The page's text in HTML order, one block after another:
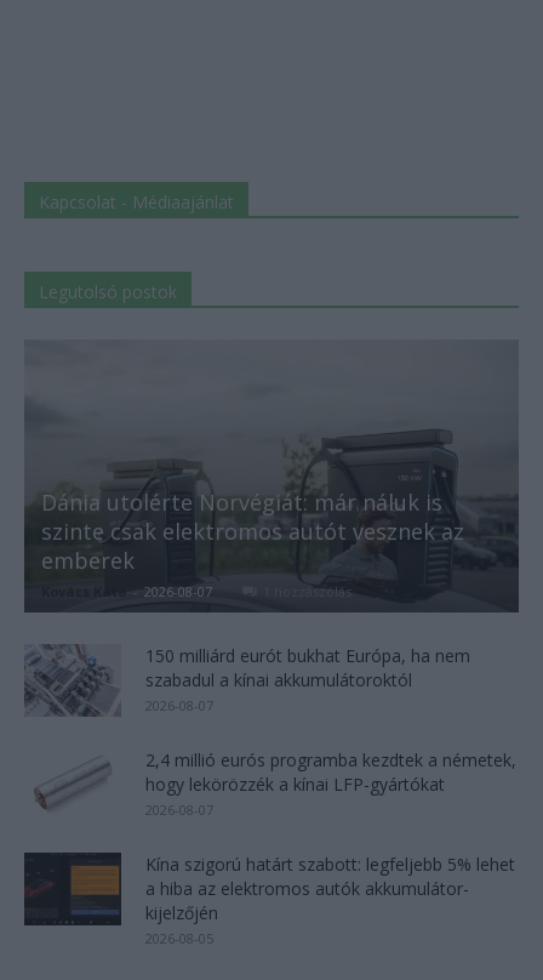
Kapcsolat - Médiaajánlat
Legutolsó postok
Dánia utolérte Norvégiát: már náluk is
szinte csak elektromos autót vesznek az
emberek
- 2026-08-07 1 hozzászólás
150 milliárd eurót bukhat Európa, ha nem
szabadul a kínai akkumulátoroktól
2026-08-07
2,4 millió eurós programba kezdtek a németek,
hogy lekörözzék a kínai LFP-gyártókat
2026-08-07
Kína szigorú határt szabott: legfeljebb 5% lehet
a hiba az elektromos autók akkumulátor-
kijelzőjén
2026-08-05